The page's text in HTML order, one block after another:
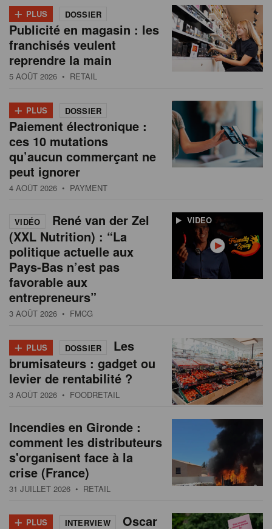
+ PLUS DOSSIER
Publicité en magasin : les
franchisés veulent
reprendre la main
5 AOÛT 2026 • RETAIL
+ PLUS DOSSIER
Paiement électronique :
ces 10 mutations
qu’aucun commerçant ne
peut ignorer
4 AOÛT 2026 • PAYMENT
VIDEO
VIDÉO
René van der Zel
(XXL Nutrition) : “La
politique actuelle aux
Pays-Bas n’est pas
favorable aux
entrepreneurs”
3 AOÛT 2026 • FMCG
+ PLUS DOSSIER
Les
brumisateurs : gadget ou
levier de rentabilité ?
3 AOÛT 2026 • FOODRETAIL
Incendies en Gironde :
comment les distributeurs
s'organisent face à la
crise (France)
31 JUILLET 2026 • RETAIL
+ PLUS INTERVIEW Oscar